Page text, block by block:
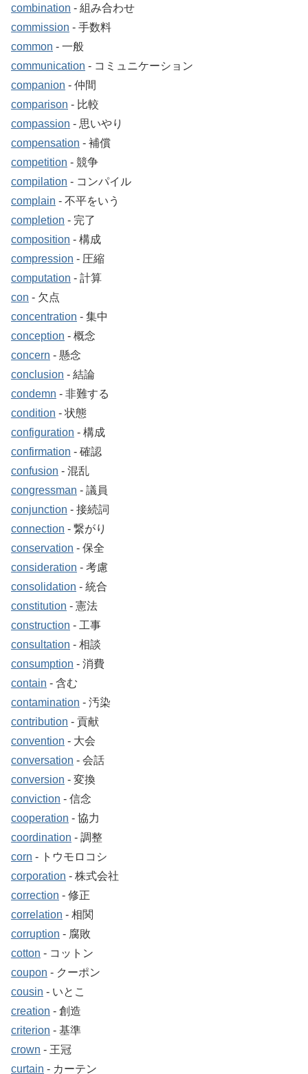
combination ‐ 組み合わせ
commission ‐ 手数料
common ‐ 一般
communication ‐ コミュニケーション
companion ‐ 仲間
comparison ‐ 比較
compassion ‐ 思いやり
compensation ‐ 補償
competition ‐ 競争
compilation ‐ コンパイル
complain ‐ 不平をいう
completion ‐ 完了
composition ‐ 構成
compression ‐ 圧縮
computation ‐ 計算
con ‐ 欠点
concentration ‐ 集中
conception ‐ 概念
concern ‐ 懸念
conclusion ‐ 結論
condemn ‐ 非難する
condition ‐ 状態
configuration ‐ 構成
confirmation ‐ 確認
confusion ‐ 混乱
congressman ‐ 議員
conjunction ‐ 接続詞
connection ‐ 繋がり
conservation ‐ 保全
consideration ‐ 考慮
consolidation ‐ 統合
constitution ‐ 憲法
construction ‐ 工事
consultation ‐ 相談
consumption ‐ 消費
contain ‐ 含む
contamination ‐ 汚染
contribution ‐ 貢献
convention ‐ 大会
conversation ‐ 会話
conversion ‐ 変換
conviction ‐ 信念
cooperation ‐ 協力
coordination ‐ 調整
corn ‐ トウモロコシ
corporation ‐ 株式会社
correction ‐ 修正
correlation ‐ 相関
corruption ‐ 腐敗
cotton ‐ コットン
coupon ‐ クーポン
cousin ‐ いとこ
creation ‐ 創造
criterion ‐ 基準
crown ‐ 王冠
curtain ‐ カーテン